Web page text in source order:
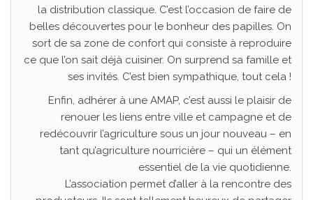
la distribution classique. C’est l’occasion de faire de
belles découvertes pour le bonheur des papilles. On
sort de sa zone de confort qui consiste à reproduire
ce que l’on sait déjà cuisiner. On surprend sa famille et
ses invités. C’est bien sympathique, tout cela !
Enfin, adhérer à une AMAP, c’est aussi le plaisir de
renouer les liens entre ville et campagne et de
redécouvrir l’agriculture sous un jour nouveau – en
tant qu’agriculture nourricière – qui un élément
essentiel de la vie quotidienne.
L’association permet d’aller à la rencontre des